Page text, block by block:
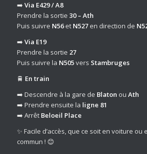
➡️ Via E429 / A8
Prendre la sortie 30 – Ath
Puis suivre N56et N527en direction de
➡️ Via E19
Prendre la sortie 27
Puis suivre la N505vers Stambruges
🚆 En train
➡️ Descendre à la gare de Blaton ou Ath
➡️ Prendre ensuite la ligne 81
➡️ Arrêt Beloeil Place
✨ Facile d’accès, que ce soit en voiture
commun ! 😊